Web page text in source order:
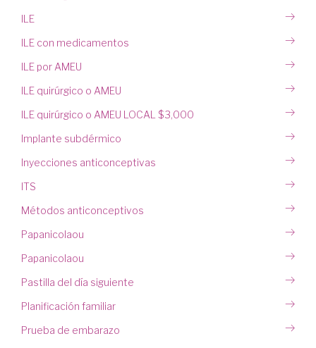
ILE
ILE con medicamentos
ILE por AMEU
ILE quirúrgico o AMEU
ILE quirúrgico o AMEU LOCAL $3,000
Implante subdérmico
Inyecciones anticonceptivas
ITS
Métodos anticonceptivos
Papanicolaou
Papanicolaou
Pastilla del día siguiente
Planificación familiar
Prueba de embarazo